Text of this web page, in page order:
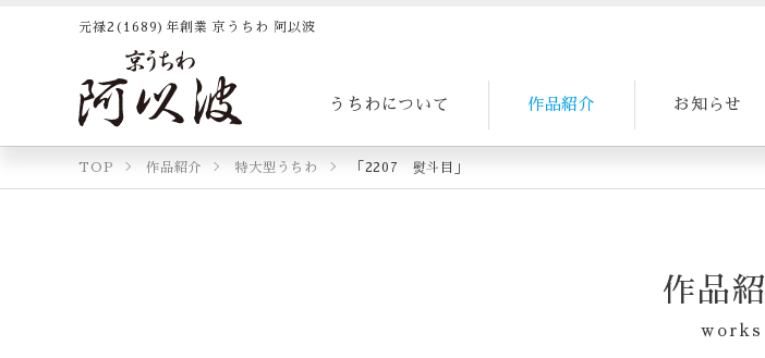
元禄2(1689)年創業 京うちわ 阿以波
うちわについて 作品紹介 お知らせ
TOP 作品紹介 特大型うちわ 「2207 熨斗目」
作品
works